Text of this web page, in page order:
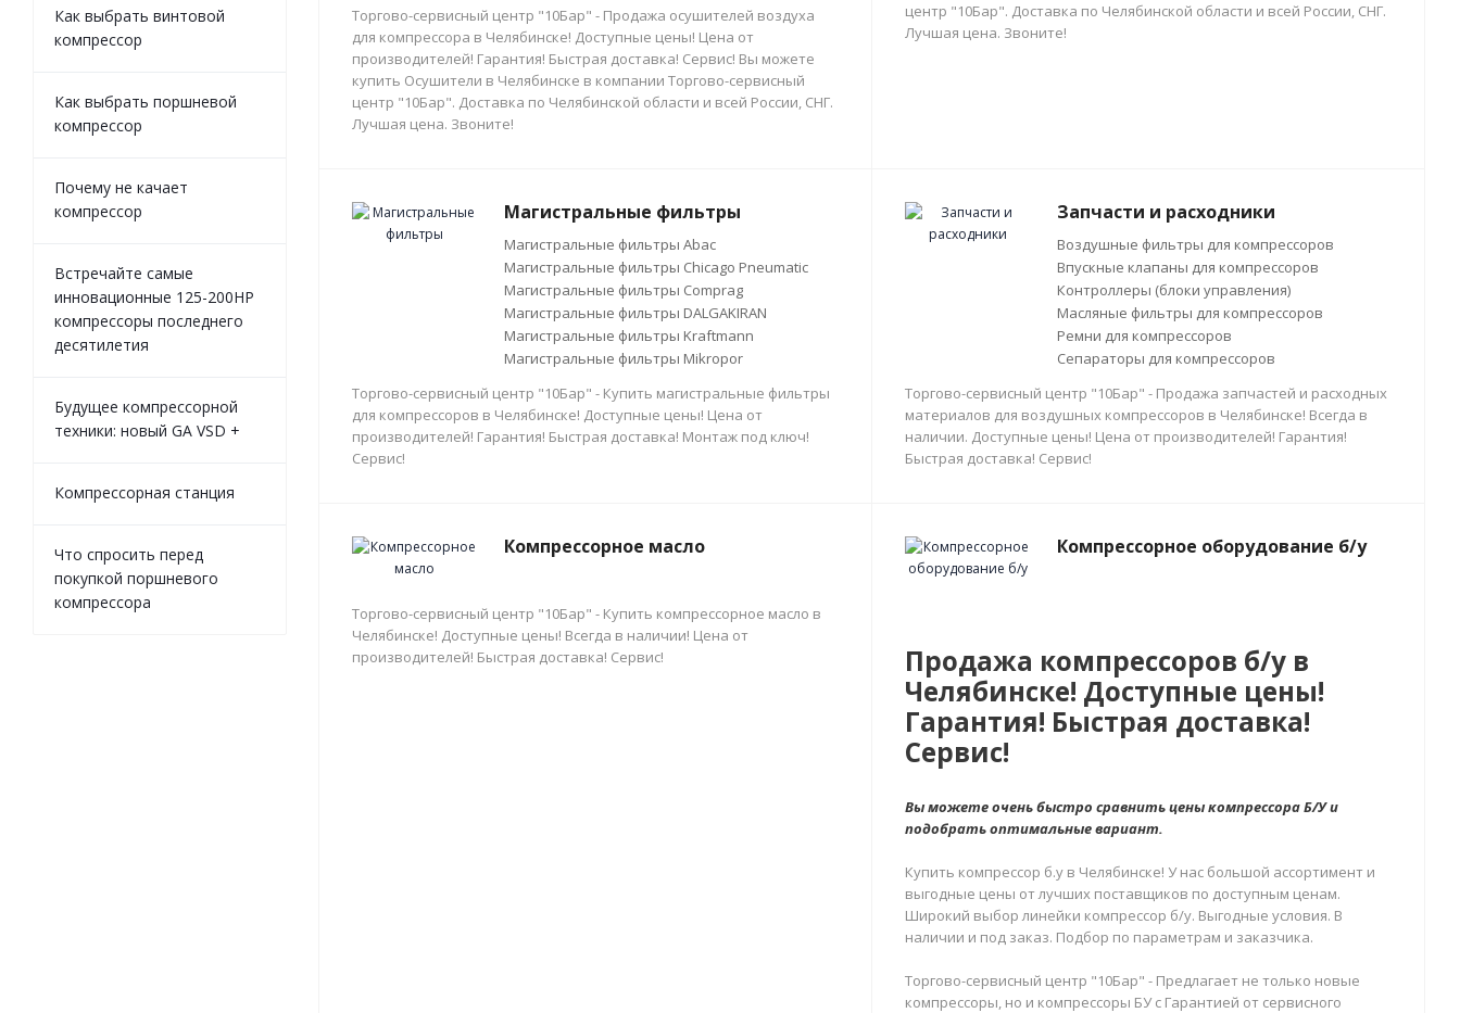
Торгово-сервисный центр "10Бар" - Продажа осушителей воздуха
для компрессора в Челябинске! Доступные цены! Цена от
производителей! Гарантия! Быстрая доставка! Сервис! Вы можете
купить Осушители в Челябинске в компании Торгово-сервисный
центр "10Бар". Доставка по Челябинской области и всей России, СНГ.
Лучшая цена. Звоните!
центр "10Бар". Доставка по Челябинской области и всей России, СНГ.
Лучшая цена. Звоните!
Магистральные фильтры
Магистральные фильтры Abac
Магистральные фильтры Chicago Pneumatic
Магистральные фильтры Comprag
Магистральные фильтры DALGAKIRAN
Магистральные фильтры Kraftmann
Магистральные фильтры Mikropor
Торгово-сервисный центр "10Бар" - Купить магистральные фильтры
для компрессоров в Челябинске! Доступные цены! Цена от
производителей! Гарантия! Быстрая доставка! Монтаж под ключ!
Сервис!
Запчасти и расходники
Воздушные фильтры для компрессоров
Впускные клапаны для компрессоров
Контроллеры (блоки управления)
Масляные фильтры для компрессоров
Ремни для компрессоров
Сепараторы для компрессоров
Торгово-сервисный центр "10Бар" - Продажа запчастей и расходных
материалов для воздушных компрессоров в Челябинске! Всегда в
наличии. Доступные цены! Цена от производителей! Гарантия!
Быстрая доставка! Сервис!
Компрессорное масло
Торгово-сервисный центр "10Бар" - Купить компрессорное масло в
Челябинске! Доступные цены! Всегда в наличии! Цена от
производителей! Быстрая доставка! Сервис!
Компрессорное оборудование б/у
Продажа компрессоров б/у в
Челябинске! Доступные цены!
Гарантия! Быстрая доставка!
Сервис!
Вы можете очень быстро сравнить цены компрессора Б/У и
подобрать оптимальные вариант.
Купить компрессор б.у в Челябинске! У нас большой ассортимент и
выгодные цены от лучших поставщиков по доступным ценам.
Широкий выбор линейки компрессор б/у. Выгодные условия. В
наличии и под заказ. Подбор по параметрам и заказчика.
Торгово-сервисный центр "10Бар" - Предлагает не только новые
компрессоры, но и компрессоры БУ с Гарантией от сервисного
Как выбрать винтовой
компрессор
Как выбрать поршневой
компрессор
Почему не качает
компрессор
Встречайте самые
инновационные 125-200HP
компрессоры последнего
десятилетия
Будущее компрессорной
техники: новый GA VSD +
Компрессорная станция
Что спросить перед
покупкой поршневого
компрессора